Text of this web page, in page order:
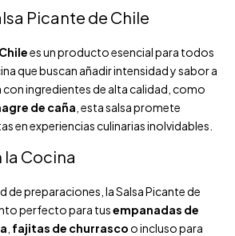
Picante de Chile
es un producto esencial para todos
que buscan añadir intensidad y sabor a
ingredientes de alta calidad, como
de caña , esta salsa promete
en experiencias culinarias inolvidables.
Cocina
de preparaciones, la Salsa Picante de
perfecto para tusempanadas de
fajitas de churrascoo incluso para